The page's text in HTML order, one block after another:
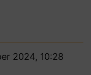
2024, 10:28